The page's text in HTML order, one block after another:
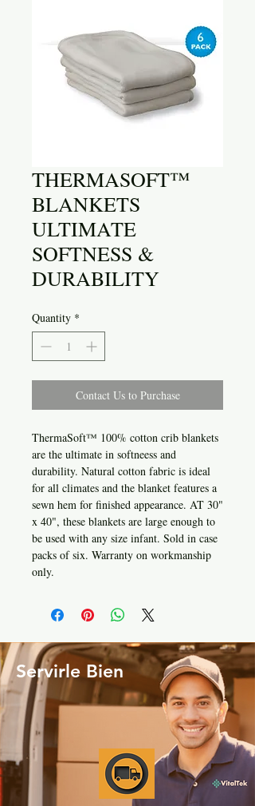
THERMASOFT™
BLANKETS
ULTIMATE
SOFTNESS &
DURABILITY
Quantity *
Contact Us to Purchase
ThermaSoft™ 100% cotton crib blankets
are the ultimate in softneess and
durability. Natural cotton fabric is ideal
for all climates and the blanket features a
sewn hem for finished appearance. AT 30"
x 40", these blankets are large enough to
be used with any size infant. Sold in case
packs of six. Warranty on workmanship
only.
Servirle Bien